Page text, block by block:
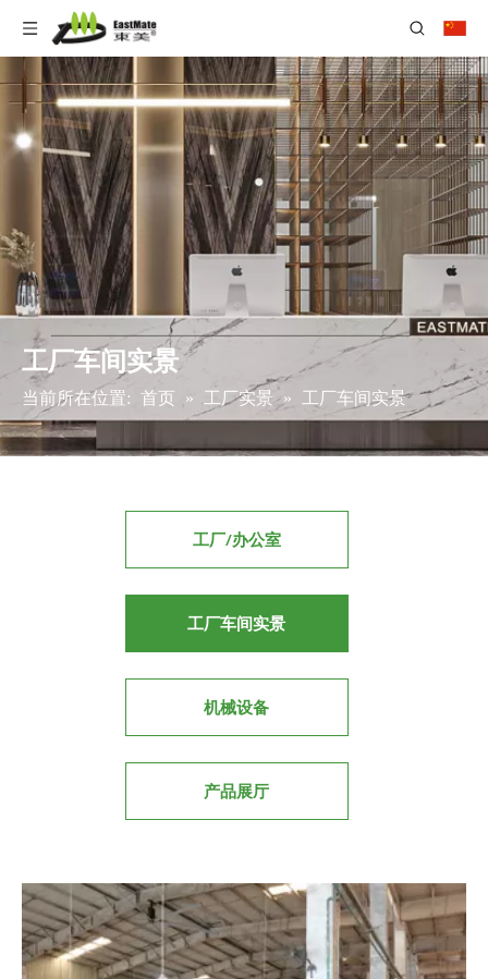
工厂车间实景
当前所在位置: 首页 » 工厂实景 » 工厂车间实景
工厂/办公室
工厂车间实景
机械设备
产品展厅